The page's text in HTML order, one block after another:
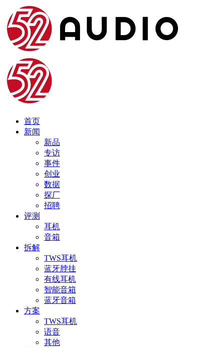
首页
新闻
新品
专访
事件
创业
数据
探厂
招聘
评测
耳机
音箱
拆解
TWS耳机
蓝牙脖挂
有线耳机
智能音箱
蓝牙音箱
方案
TWS耳机
语音
其他